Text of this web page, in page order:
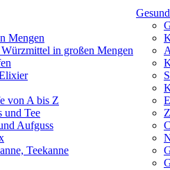
Mengen
in großen Mengen
von A bis Z
und Tee
Aufguss
Teekanne